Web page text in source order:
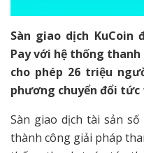
Sàn giao dịch KuCoin
Pay với hệ thống
cho phép 26 triệu
phương chuyển đổi
Sàn giao dịch tài sản số
thành công giải pháp